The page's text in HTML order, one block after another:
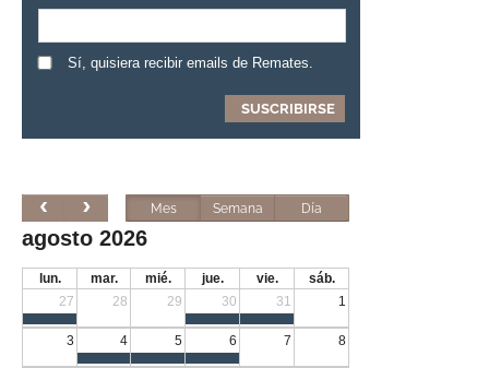
Sí, quisiera recibir emails de Remates.
Mes Semana Día
agosto 2026
lun. mar. mié. jue. vie.
sáb.
27
28 29 30 31 1
3 4 5 6 7 8